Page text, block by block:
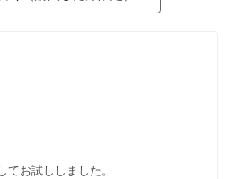
てお試ししました。